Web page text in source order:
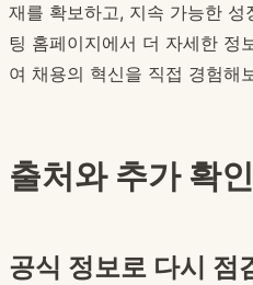
재를 확보하고, 지속 가능한 성
팅 홈페이지에서 더 자세한 정
여 채용의 혁신을 직접 경험해
출처와 추가 확인
공식 정보로 다시 점